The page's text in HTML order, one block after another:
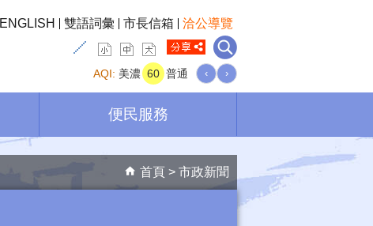
ENGLISH 雙語詞彙 市長信箱 洽公導覽
AQI: 美濃 60 普通 ‹ ›
便民服務
首頁 市政新聞